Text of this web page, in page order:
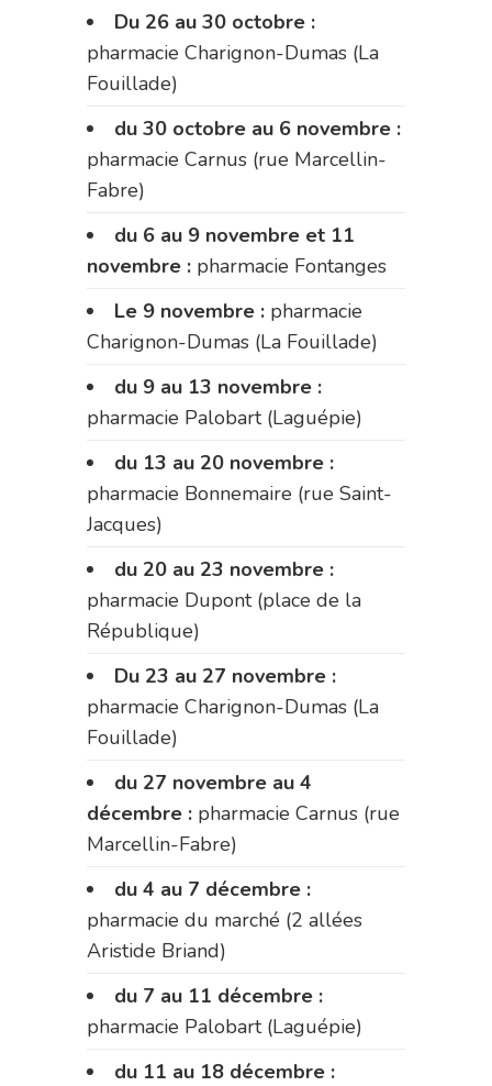
Du 26 au 30 octobre :
pharmacie Charignon-Dumas (La
Fouillade)
du 30 octobre au 6 novembre :
pharmacie Carnus (rue Marcellin-
Fabre)
du 6 au 9 novembre et 11
novembre : pharmacie Fontanges
Le 9 novembre : pharmacie
Charignon-Dumas (La Fouillade)
du 9 au 13 novembre :
pharmacie Palobart (Laguépie)
du 13 au 20 novembre :
pharmacie Bonnemaire (rue Saint-
Jacques)
du 20 au 23 novembre :
pharmacie Dupont (place de la
République)
Du 23 au 27 novembre :
pharmacie Charignon-Dumas (La
Fouillade)
du 27 novembre au 4
décembre : pharmacie Carnus (rue
Marcellin-Fabre)
du 4 au 7 décembre :
pharmacie du marché (2 allées
Aristide Briand)
du 7 au 11 décembre :
pharmacie Palobart (Laguépie)
du 11 au 18 décembre :